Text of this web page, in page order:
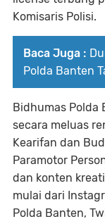
Komisaris Polisi.
Baca Juga :
Polda Banten
Bidhumas Polda
secara meluas
Kearifan dan
Paramotor
dan konten
mulai dari
Polda Banten,